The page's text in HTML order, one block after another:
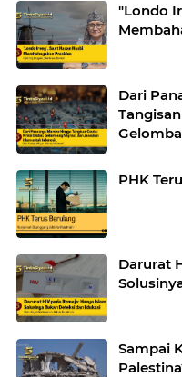
"Londo
Dari
PHK
Darurat
Sampai